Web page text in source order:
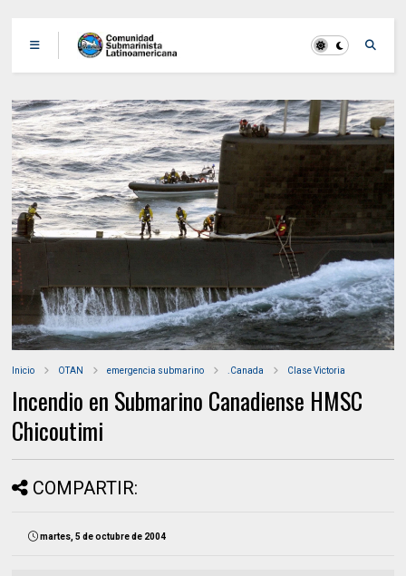
Inicio OTAN emergencia submarino .Canada Clase Victoria
Incendio en Submarino Canadiense HMSC
Chicoutimi
COMPARTIR:
martes, 5 de octubre de 2004